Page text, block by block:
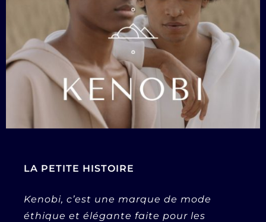
LA PETITE HISTOIRE
Kenobi, c’est une marque de mode
éthique et élégante faite pour les